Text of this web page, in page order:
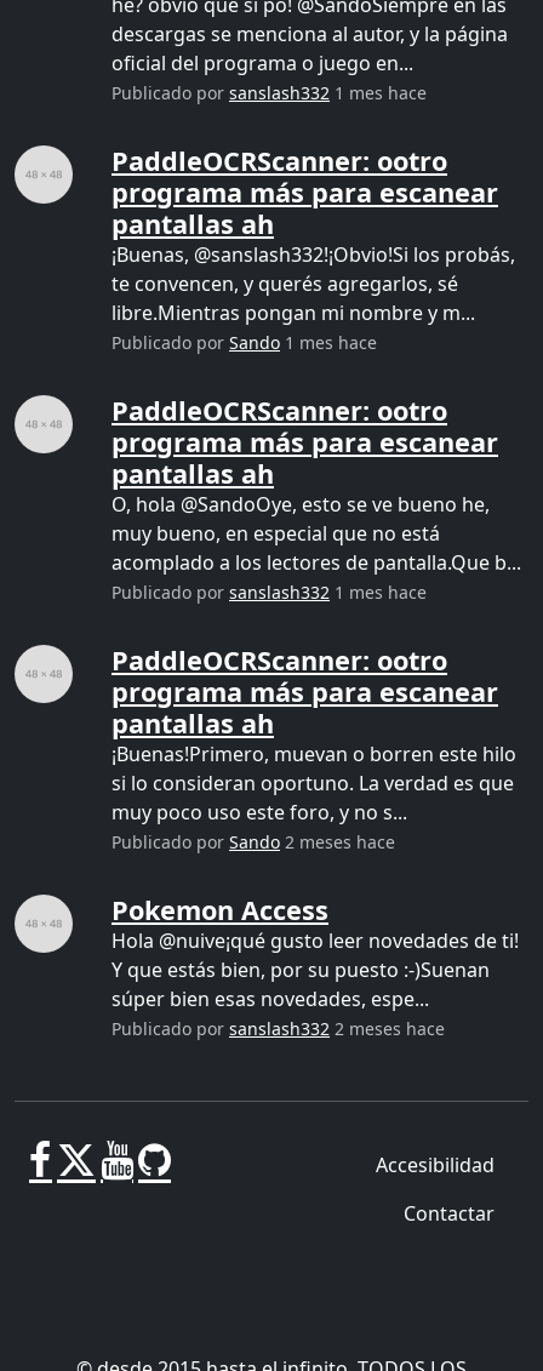
descargas se menciona al autor, y la página
oficial del programa o juego en...
Publicado por sanslash332 1 mes hace
PaddleOCRScanner: ootro
programa más para escanear
pantallas ah
¡Buenas, @sanslash332!¡Obvio!Si los probás,
te convencen, y querés agregarlos, sé
libre.Mientras pongan mi nombre y m...
Publicado por Sando 1 mes hace
PaddleOCRScanner: ootro
programa más para escanear
pantallas ah
O, hola @SandoOye, esto se ve bueno he,
muy bueno, en especial que no está
acomplado a los lectores de pantalla.Que b...
Publicado por sanslash332 1 mes hace
PaddleOCRScanner: ootro
programa más para escanear
pantallas ah
¡Buenas!Primero, muevan o borren este hilo
si lo consideran oportuno. La verdad es que
muy poco uso este foro, y no s...
Publicado por Sando 2 meses hace
Pokemon Access
Hola @nuive¡qué gusto leer novedades de ti!
Y que estás bien, por su puesto :-)Suenan
súper bien esas novedades, espe...
Publicado por sanslash332 2 meses hace
Accesibilidad
Contactar